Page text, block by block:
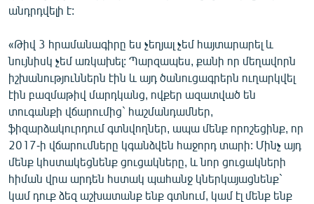
անդրդվելի է:
«Թիվ 3 հրամանագիրը ես չեղյալ չեմ հայտարարել և
նույնիսկ չեմ առկախել: Պարզապես, քանի որ մեղավորն
իշխանություններն էին և այդ ծանուցագրերն ուղարկվել
էին բազմաթիվ մարդկանց, ովքեր ազատված են
տուգանքի վճարումից` հաշմանդամներ,
ֆիզարձակուրդում գտնվողներ, ապա մենք որոշեցինք, որ
2017-ի վճարումները կգանձվեն հաջորդ տարի: Մինչ այդ
մենք կհստակեցնենք ցուցակները, և նոր ցուցակների
հիման վրա արդեն հստակ պահանջ կներկայացնենք`
կամ դուք ձեզ աշխատանք ենք գտնում, կամ էլ մենք ենք